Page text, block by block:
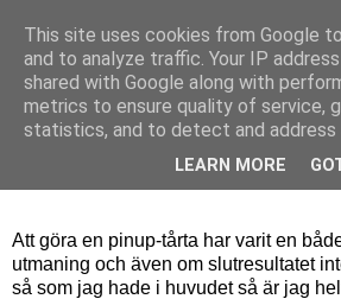
Bagerskan
tisdag 10 augusti 2010
Att göra en pinup-tårta har varit en
utmaning och även om slutresultatet
så som jag hade i huvudet så är jag
This site uses cookies from Google
and to analyze traffic. Your IP
shared with Google along with
metrics to ensure quality of service,
statistics, and to detect and address
LEARN MORE